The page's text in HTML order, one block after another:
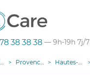
38 38 38 — 9h-19h 7j/7
Provence-Alpes-Côte d'Azur Hautes-Alpes